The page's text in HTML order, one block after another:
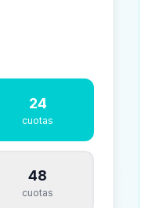
24
cuotas
48
cuotas